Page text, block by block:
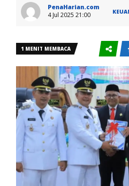
PenaHarian.com
4 Jul 2025 21:00
1 MENIT MEMBACA